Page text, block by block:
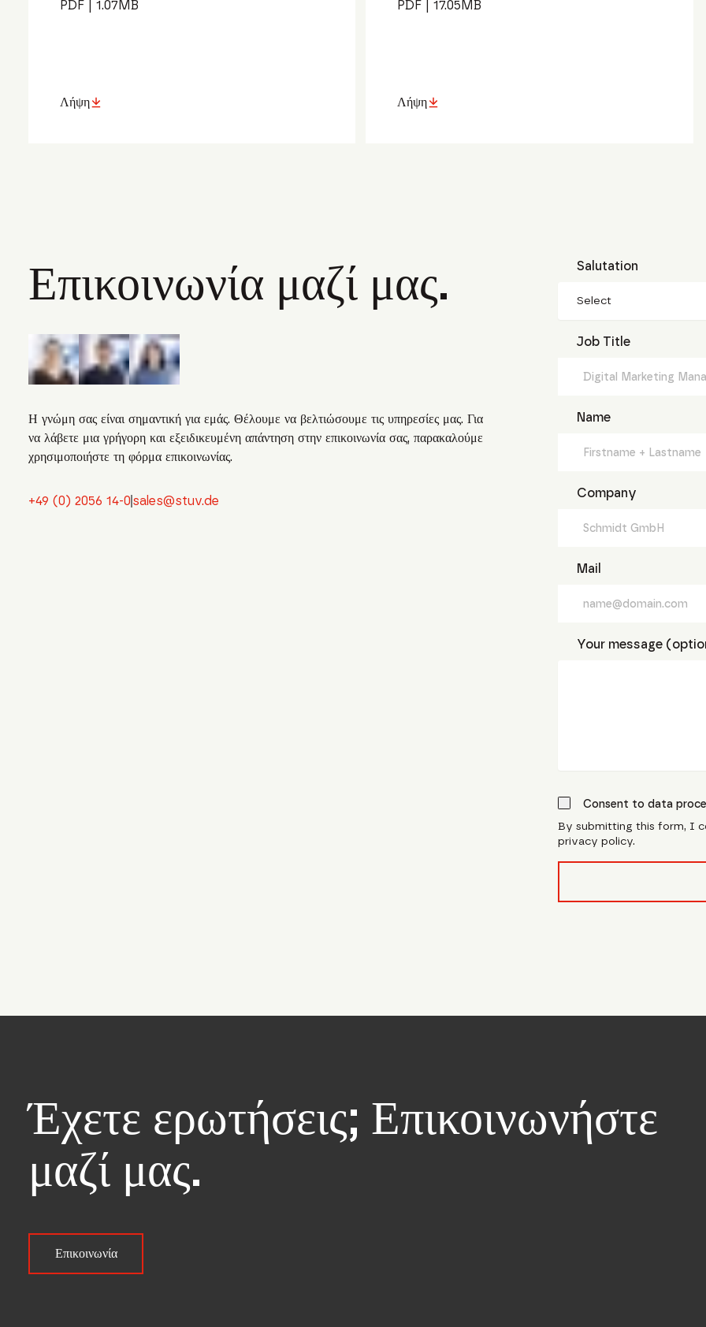
PDF 1.07MB
Λήψη
PDF |17.05MB
Λήψη
Επικοινωνία μαζί μας.
Η γνώμη σας είναι σημαντική για εμάς. Θέλουμε να βελτιώσουμε τις υπηρεσίες μας. Για
να λάβετε μια γρήγορη και εξειδικευμένη απάντηση στην επικοινωνία σας, παρακαλούμε
χρησιμοποιήστε τη φόρμα επικοινωνίας.
+49 (0) 2056 14-0 sales@stuv.de
Salutation
Select
Job Title
Name
Company
Mail
Your message
Consent to data
By submitting this form, I
privacy policy.
Έχετε ερωτήσεις; Επικοινωνήστε
μαζί μας.
Επικοινωνία